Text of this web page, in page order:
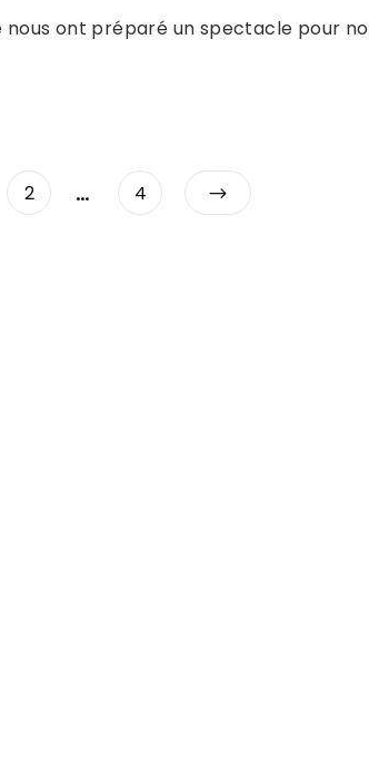
ont préparé un spectacle pour
Navigation
Page
2 … Page
4